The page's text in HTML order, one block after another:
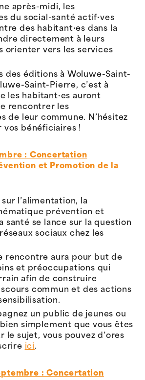
après-midi, les
du social-santé actif·ves
des habitant·es dans la
directement à leurs
orienter vers les services
des éditions à Woluwe-Saint-
Saint-Pierre, c’est à
les habitant·es auront
rencontrer les
de leur commune. N’hésitez
vos bénéficiaires !
: Concertation
et Promotion de la
l’alimentation, la
prévention et
santé se lance sur la question
sociaux chez les
rencontre aura pour but de
et préoccupations qui
afin de construire
commun et des actions
un public de jeunes ou
simplement que vous êtes
le sujet, vous pouvez d’ores
ici.
: Concertation